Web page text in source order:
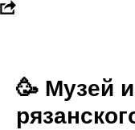
🥳 Музей